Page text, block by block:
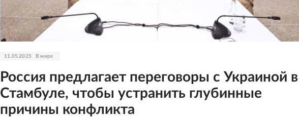
11.05.2025 В мире
Россия предлагает переговоры с Украиной в
Стамбуле, чтобы устранить глубинные
причины конфликта